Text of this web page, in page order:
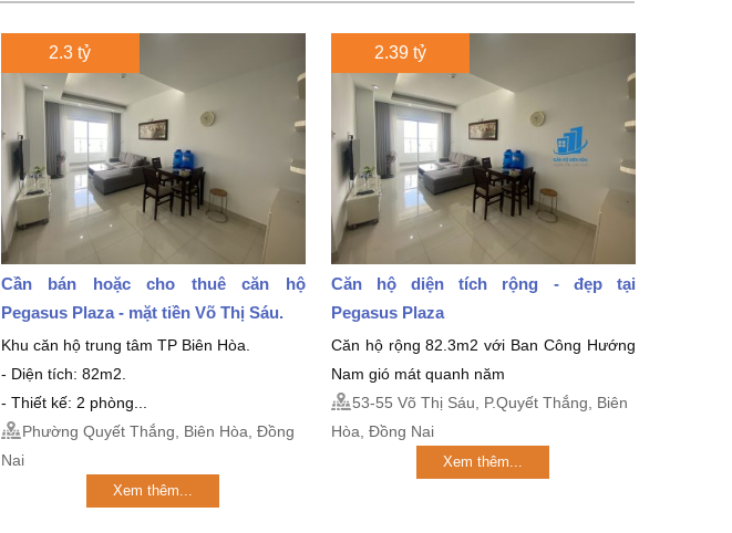
2.3 tỷ
Cần bán hoặc cho thuê căn hộ
Pegasus Plaza - mặt tiền Võ Thị Sáu.
Khu căn hộ trung tâm TP Biên Hòa.
- Diện tích: 82m2.
- Thiết kế: 2 phòng...
Phường Quyết Thắng, Biên Hòa, Đồng
Nai
Xem thêm...
2.39 tỷ
Căn hộ diện tích rộng - đẹp tại
Pegasus Plaza
Căn hộ rộng 82.3m2 với Ban Công Hướng
Nam gió mát quanh năm
53-55 Võ Thị Sáu, P.Quyết Thắng, Biên
Hòa, Đồng Nai
Xem thêm...